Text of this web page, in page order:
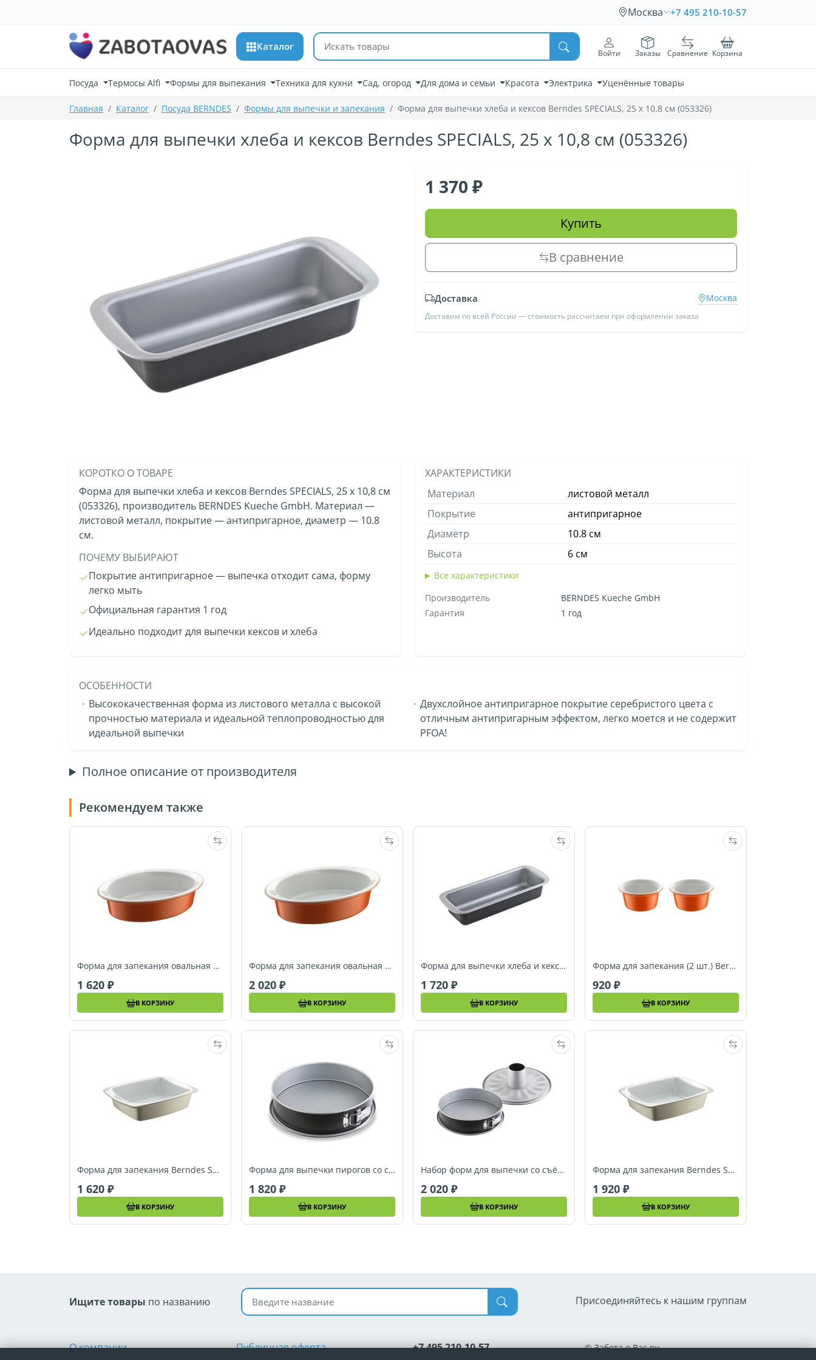
Москва +7 495 210-10-57
Каталог Поиск товаров
Войти Заказы Сравнение Корзина
Посуда Термосы Alfi Формы для выпекания Техника для кухни Сад, огород Для дома и семьи Красота Электрика Уценённые товары
Главная Каталог Посуда BERNDES Формы для выпечки и запекания Форма для выпечки хлеба и кексов Berndes SPECIALS, 25 x 10,8 см (053326)
Форма для выпечки хлеба и кексов Berndes SPECIALS, 25 x 10,8 см (053326)
1 370
Купить
В сравнение
Доставка Москва
Доставим по всей России — стоимость рассчитаем при оформлении заказа
КОРОТКО О ТОВАРЕ
Форма для выпечки хлеба и кексов Berndes SPECIALS, 25 x 10,8 см
(053326), производитель BERNDES Kueche GmbH. Материал —
листовой металл, покрытие — антипригарное, диаметр — 10.8
см.
ПОЧЕМУ ВЫБИРАЮТ
Покрытие антипригарное — выпечка отходит сама, форму
легко мыть
Официальная гарантия 1 год
Идеально подходит для выпечки кексов и хлеба
ХАРАКТЕРИСТИКИ
Материал
листовой металл
Покрытие
антипригарное
Диаметр
10.8 см
Высота
6 см
Все характеристики
Производитель
BERNDES Kueche GmbH
Гарантия
1 год
ОСОБЕННОСТИ
Высококачественная форма из листового металла с высокой
прочностью материала и идеальной теплопроводностью для
идеальной выпечки
Двухслойное антипригарное покрытие серебристого цвета с
отличным антипригарным эффектом, легко моется и не содержит
PFOA!
Полное описание от производителя
Рекомендуем также
Форма для запекания овальная Berndes SPECIALS, 29 x 20 см (054026)
1 620
В КОРЗИНУ
Форма для запекания овальная Berndes SPECIALS, 36 x 25 см (054027)
2 020
В КОРЗИНУ
Форма для выпечки хлеба и кексов Berndes SPECIALS, 30 x 10,8 см (053327)
1 720
В КОРЗИНУ
Форма для запекания (2 шт.) Berndes SPECIALS, 11 см (054028)
920
В КОРЗИНУ
Форма для запекания Berndes SPECIALS, 28 x 21,5 см (054062)
1 620
В КОРЗИНУ
Форма для выпечки пирогов со съёмным бортиком Berndes SPECIALS, 28 см (053330)
1 820
В КОРЗИНУ
Набор форм для выпечки со съёмным бортиком Berndes SPECIALS, 26 см (053331)
2 020
В КОРЗИНУ
Форма для запекания Berndes SPECIALS, 32 x 25 см (054063)
1 920
В КОРЗИНУ
Ищите товары по названию Поиск по названию Присоединяйтесь к нашим группам
О компании
Публичная оферта
+7 495 210-10-57
© Забота о Вас.ру